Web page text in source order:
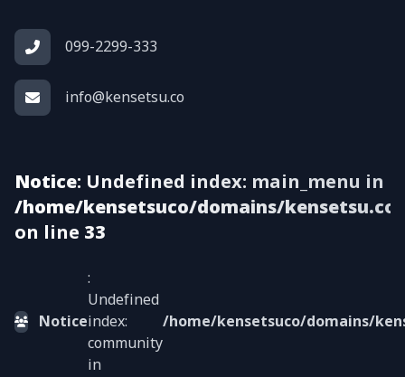
099-2299-333
info@kensetsu.co
Notice: Undefined index: main_menu in
/home/kensetsuco/domains/
on line 33
Notice
:
Undefined
index:
community
in
/home/kensetsuco/domains/